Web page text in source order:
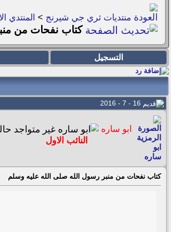
منتديات ثري جي شيرنج > المنتدي
كتاب نفحات من
التسجيل
ابو ساره
النائب الاول
كتاب نفحات من منبر رسول الله صلى الله عليه وسلم